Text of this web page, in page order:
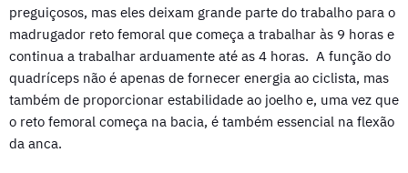
preguiçosos, mas eles deixam grande parte do trabalho para o
madrugador reto femoral que começa a trabalhar às 9 horas e
continua a trabalhar arduamente até as 4 horas. A função do
quadríceps não é apenas de fornecer energia ao ciclista, mas
também de proporcionar estabilidade ao joelho e, uma vez que
o reto femoral começa na bacia, é também essencial na flexão
da anca.